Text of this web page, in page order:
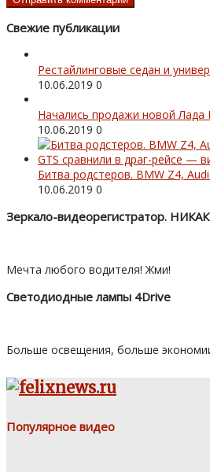
Свежие публикации
Рестайлинговые седан и
10.06.2019 0
Начались продажи новой Лада
10.06.2019 0
Битва родстеров. BMW Z4,
10.06.2019 0
Зеркало-видеорегистратор.
Мечта любого водителя! Жми!
Светодиодные лампы 4Drive
Больше освещения, больше
Популярное видео